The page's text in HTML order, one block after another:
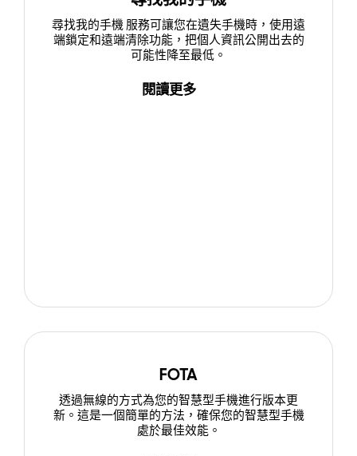
尋找我的手機 服務可讓您在遺失手機時，使用遠
端鎖定和遠端清除功能，把個人資訊公開出去的
可能性降至最低。
閱讀更多
FOTA
透過無線的方式為您的智慧型手機進行版本更
新。這是一個簡單的方法，確保您的智慧型手機
處於最佳效能。